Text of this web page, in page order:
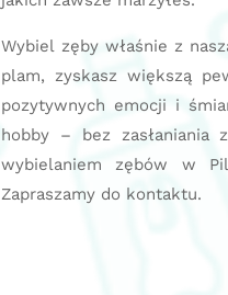
Wybiel zęby właśnie z
plam, zyskasz większą
pozytywnych emocji i
hobby – bez zasłaniania
wybielaniem zębów w
Zapraszamy do kontaktu.